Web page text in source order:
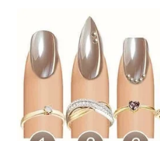
WN
CIANJUR
WN
KEPULAUAN
SERIBU